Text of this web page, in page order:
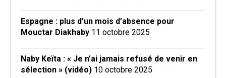
Espagne : plus d’un mois d’absence pour
Mouctar Diakhaby 11 octobre 2025
Naby Keïta : « Je n’ai jamais refusé de venir en
sélection » (vidéo) 10 octobre 2025